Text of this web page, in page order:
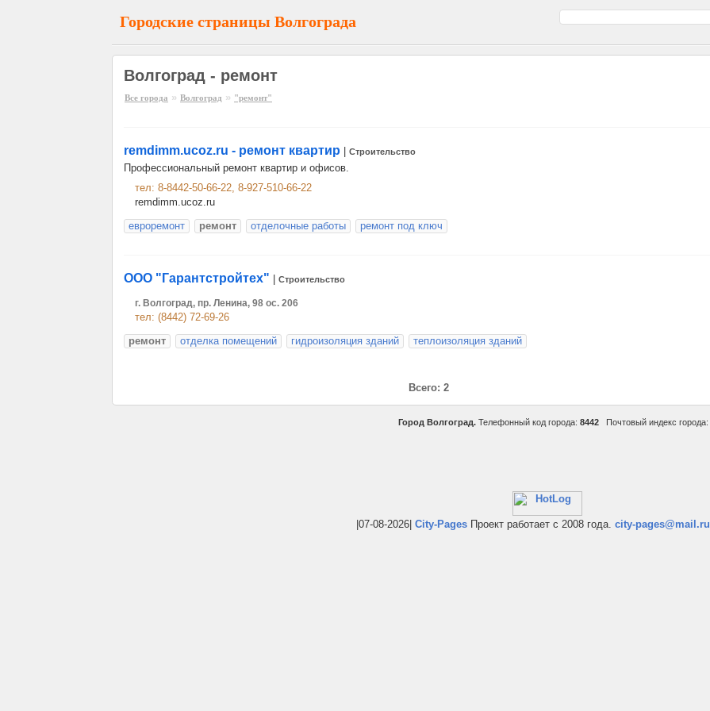
Городские страницы Волгограда
Волгоград - ремонт
Все города » Волгоград » "ремонт"
remdimm.ucoz.ru - ремонт квартир Строительство
Профессиональный ремонт квартир и офисов.
тел: 8-8442-50-66-22, 8-927-510-66-22
remdimm.ucoz.ru
евроремонт
ремонт отделочные работы ремонт под ключ
ООО "Гарантстройтех" Строительство
г. Волгоград, пр. Ленина, 98 ос. 206
тел: (8442) 72-69-26
ремонт
отделка помещений гидроизоляция зданий теплоизоляция зданий
Всего: 2
Город Волгоград. Телефонный код города: 8442 Почтовый индекс города:
|07-08-2026| City-Pages Проект работает с 2008 года. city-pages@mail.ru